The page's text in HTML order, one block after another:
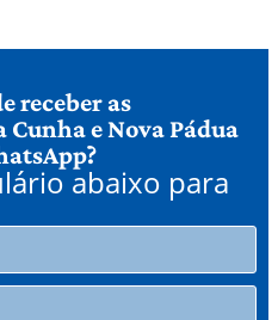
receber as
e Nova Pádua
abaixo para